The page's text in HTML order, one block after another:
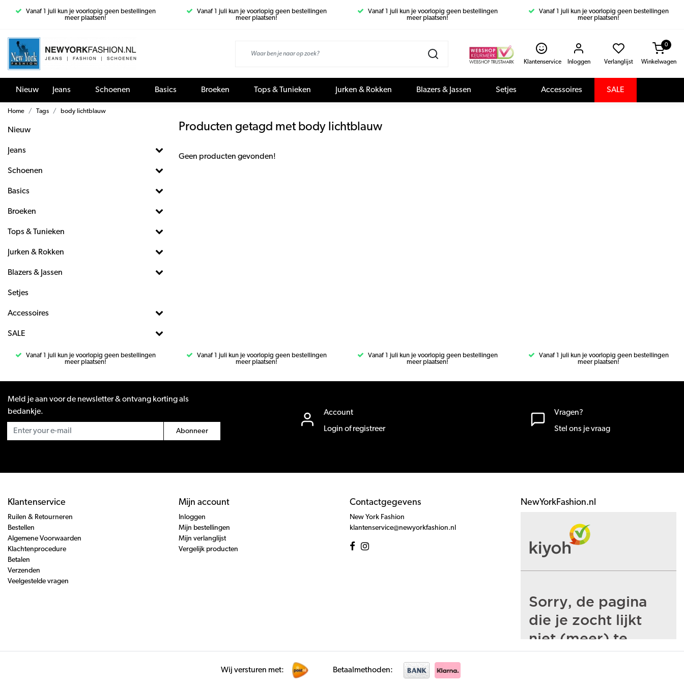
Vanaf 1 juli kun je voorlopig geen bestellingen
meer plaatsen!
Vanaf 1 juli kun je voorlopig geen bestellingen
meer plaatsen!
Vanaf 1 juli kun je voorlopig geen bestellingen
meer plaatsen!
Vanaf 1 juli kun je voorlopig geen bestellingen
meer plaatsen!
Klantenservice Inloggen Verlanglijst Winkelwagen
0
Nieuw Jeans Schoenen Basics Broeken Tops & Tunieken Jurken & Rokken Blazers & Jassen Setjes Accessoires SALE
Home Tags body lichtblauw
Nieuw
Jeans
Schoenen
Basics
Broeken
Tops & Tunieken
Jurken & Rokken
Blazers & Jassen
Setjes
Accessoires
SALE
Producten getagd met body lichtblauw
Geen producten gevonden!
Vanaf 1 juli kun je voorlopig geen bestellingen
meer plaatsen!
Vanaf 1 juli kun je voorlopig geen bestellingen
meer plaatsen!
Vanaf 1 juli kun je voorlopig geen bestellingen
meer plaatsen!
Vanaf 1 juli kun je voorlopig geen bestellingen
meer plaatsen!
Meld je aan voor de newsletter & ontvang korting als
bedankje.
Abonneer
Account
Login of registreer
Vragen?
Stel ons je vraag
Klantenservice
Ruilen & Retourneren
Bestellen
Algemene Voorwaarden
Klachtenprocedure
Betalen
Verzenden
Veelgestelde vragen
Mijn account
Inloggen
Mijn bestellingen
Mijn verlanglijst
Vergelijk producten
Contactgegevens
New York Fashion
klantenservice@newyorkfashion.nl
NewYorkFashion.nl
Wij versturen met: Betaalmethoden: